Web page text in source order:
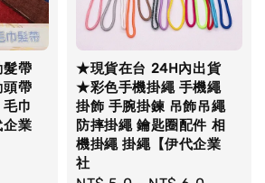
髮帶
頭帶
巾
企業
★現貨在台 24H內出貨
★彩色手機掛繩 手機繩
掛飾 手腕掛鍊 吊飾吊繩
防摔掛繩 鑰匙圈配件 相
機掛繩 掛繩【伊代企業
社